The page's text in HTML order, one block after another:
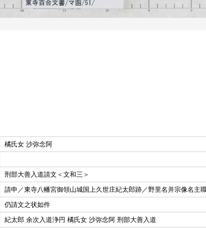
橘氏女 沙弥念阿
刑部大善入道請文＜文和三＞
請申／東寺八幡宮御領山城国上久世庄紀太郎跡／野里名并宗像名主
仍請文之状如件
紀太郎 余次入道浄円 橘氏女 沙弥念阿 刑部大善入道